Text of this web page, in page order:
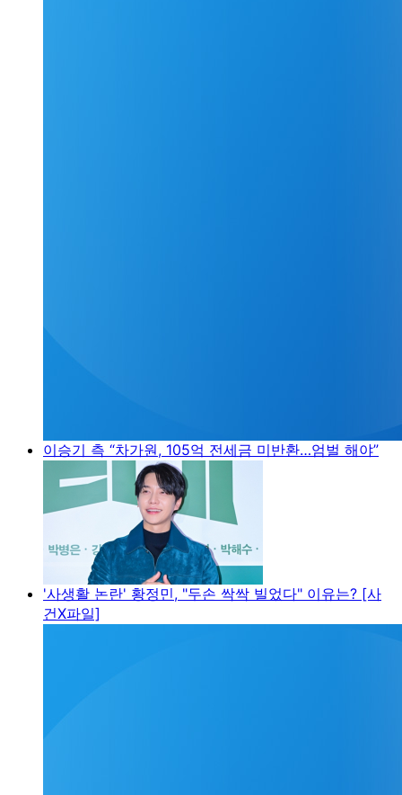
이승기 측 “차가원, 105억 전세금 미반환…엄벌 해야”
'사생활 논란' 황정민, "두손 싹싹 빌었다" 이유는? [사
건X파일]